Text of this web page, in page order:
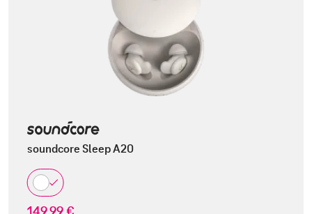
soundcore Sleep A20